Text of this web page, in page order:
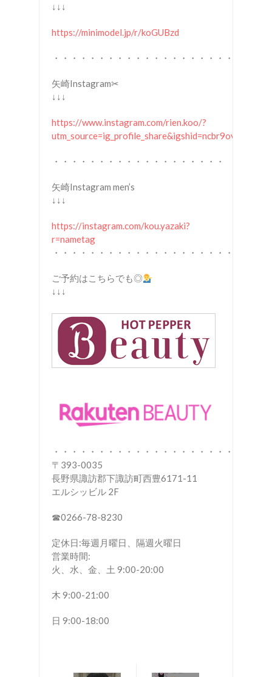
↓↓↓
https://minimodel.jp/r/koGUBzd
・・・・・・・・・・・・・・・・・・・・
矢崎Instagram✂︎
↓↓↓
https://www.instagram.com/rien.koo/?
utm_source=ig_profile_share&igshid=ncbr9ovw5jg1
・・・・・・・・・・・・・・・・・・・
矢崎Instagram men’s
↓↓↓
https://instagram.com/kou.yazaki?
r=nametag
・・・・・・・・・・・・・・・・・・・・・
ご予約はこちらでも◎
↓↓↓
・・・・・・・・・・・・・・・・・・・・・
〒393-0035
長野県諏訪郡下諏訪町西豊6171-11
エルシッビル 2F
☎︎0266-78-8230
定休日:毎週月曜日、隔週火曜日
営業時間:
火、水、金、土 9:00-20:00
木 9:00-21:00
日 9:00-18:00